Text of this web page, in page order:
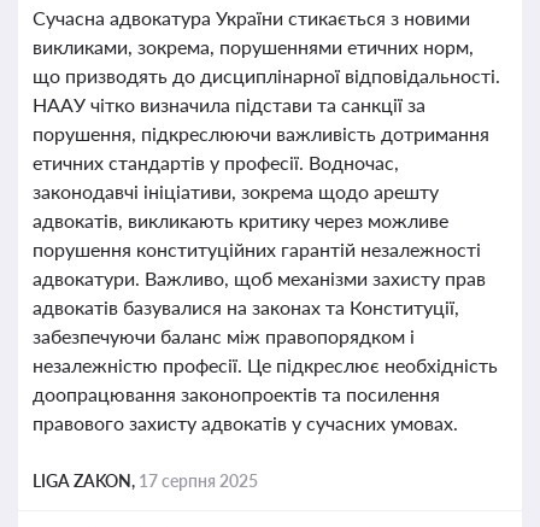
Сучасна адвокатура України стикається з новими
викликами, зокрема, порушеннями етичних норм,
що призводять до дисциплінарної відповідальності.
НААУ чітко визначила підстави та санкції за
порушення, підкреслюючи важливість дотримання
етичних стандартів у професії. Водночас,
законодавчі ініціативи, зокрема щодо арешту
адвокатів, викликають критику через можливе
порушення конституційних гарантій незалежності
адвокатури. Важливо, щоб механізми захисту прав
адвокатів базувалися на законах та Конституції,
забезпечуючи баланс між правопорядком і
незалежністю професії. Це підкреслює необхідність
доопрацювання законопроектів та посилення
правового захисту адвокатів у сучасних умовах.
LIGA ZAKON, 17 серпня 2025